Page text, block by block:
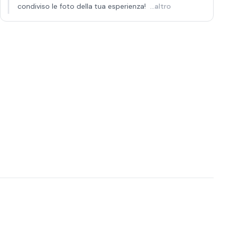
condiviso le foto della tua esperienza! ...altro